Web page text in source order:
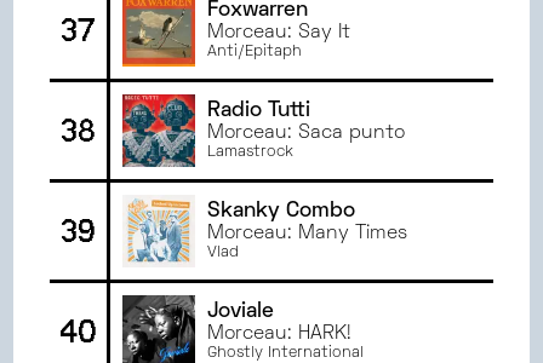
37
Foxwarren
Morceau: Say It
Anti/Epitaph
38
Radio Tutti
Morceau: Saca punto
Lamastrock
39
Skanky Combo
Morceau: Many Times
Vlad
40
Joviale
Morceau: HARK!
Ghostly International